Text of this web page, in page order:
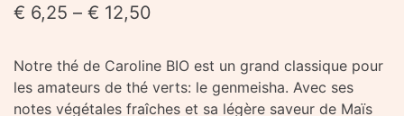
€ 6,25 – € 12,50
Notre thé de Caroline BIO est un grand classique pour
les amateurs de thé verts: le genmeisha. Avec ses
notes végétales fraîches et sa légère saveur de Maïs